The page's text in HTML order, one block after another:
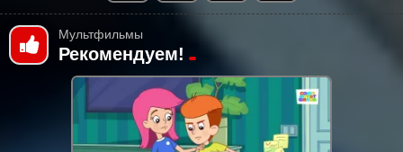
Мультфильмы
Рекомендуем!